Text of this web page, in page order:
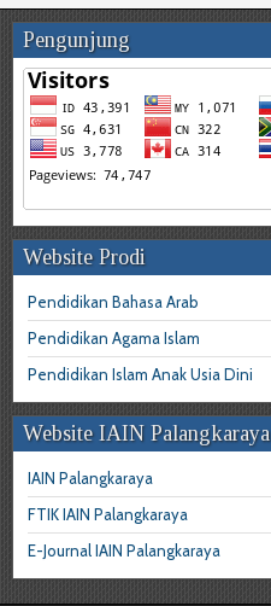
Pengunjung
Website Prodi
Pendidikan Bahasa Arab
Pendidikan Agama Islam
Pendidikan Islam Anak Usia Dini
Website IAIN Palangkaraya
IAIN Palangkaraya
FTIK IAIN Palangkaraya
E-Journal IAIN Palangkaraya